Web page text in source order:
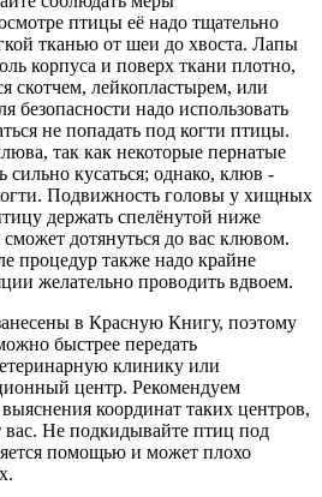
птицы её надо тщательно
тканью от шеи до хвоста. Лапы
корпуса и поверх ткани плотно,
скотчем, лейкопластырем, или
безопасности надо использовать
не попадать под когти птицы.
так как некоторые пернатые
кусаться; однако, клюв -
Подвижность головы у хищных
держать спелёнутой ниже
дотянуться до вас клювом.
процедур также надо крайне
желательно проводить вдвоем.
в Красную Книгу, поэтому
быстрее передать
клинику или
центр. Рекомендуем
координат таких центров,
вас. Не подкидывайте птиц под
помощью и может плохо